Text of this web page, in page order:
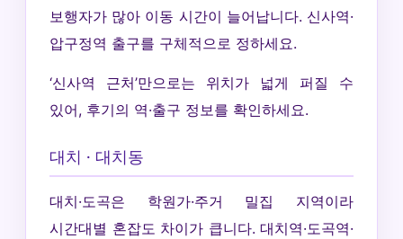
보행자가 많아 이동 시간이 늘어납니다. 신사역·
압구정역 출구를 구체적으로 정하세요.
‘신사역 근처’만으로는 위치가 넓게 퍼질 수
있어, 후기의 역·출구 정보를 확인하세요.
대치 · 대치동
대치·도곡은 학원가·주거 밀집 지역이라
시간대별 혼잡도 차이가 큽니다. 대치역·도곡역·